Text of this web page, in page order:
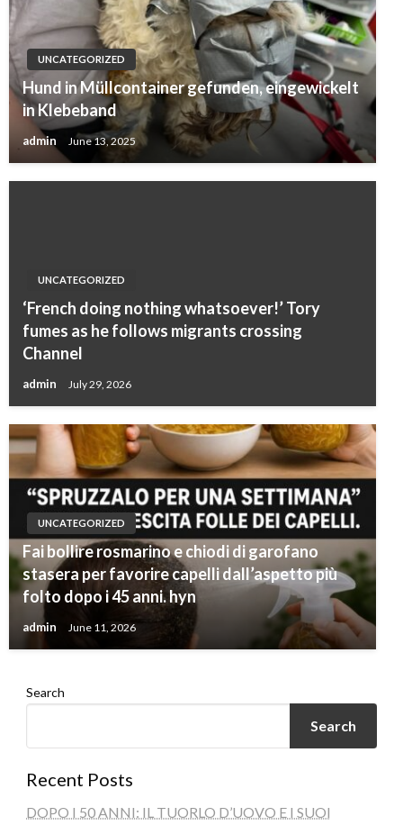
UNCATEGORIZED
Hund in Müllcontainer gefunden, eingewickelt
in Klebeband
admin June 13, 2025
UNCATEGORIZED
‘French doing nothing whatsoever!’ Tory
fumes as he follows migrants crossing
Channel
admin July 29, 2026
UNCATEGORIZED
Fai bollire rosmarino e chiodi di garofano
stasera per favorire capelli dall’aspetto più
folto dopo i 45 anni. hyn
admin June 11, 2026
Search
Search
Recent Posts
DOPO I 50 ANNI: IL TUORLO D’UOVO E I SUOI